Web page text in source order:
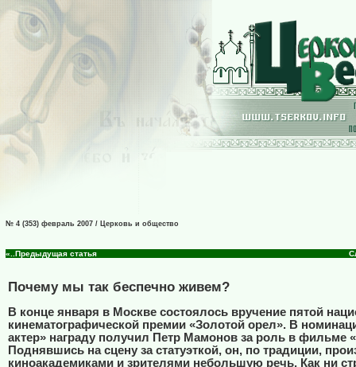
№ 4 (353) февраль 2007 / Церковь и общество
«..Предыдущая статья
Почему мы так беспечно живем?
В конце января в Москве состоялось вручение пятой
кинематографической премии «Золотой орел». В
актер» награду получил Петр Мамонов за роль в фильме
Поднявшись на сцену за статуэткой, он, по традиции,
киноакадемиками и зрителями небольшую речь. Как ни